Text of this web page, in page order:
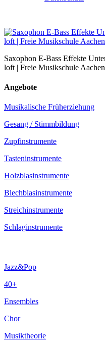
Saxophon E-Bass Effekte
loft | Freie Musikschule Aachen
Angebote
Musikalische Früherziehung
Gesang / Stimmbildung
Zupfinstrumente
Tasteninstrumente
Holzblasinstrumente
Blechblasinstrumente
Streichinstrumente
Schlaginstrumente
Jazz&Pop
40+
Ensembles
Chor
Musiktheorie